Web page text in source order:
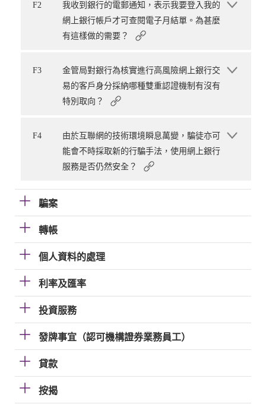
F2
我收到銀行的電郵通知，表示我要登入我的
網上銀行帳戶才可查閱電子月結單。為甚麼
有這樣做的需要？
F3
金管局對銀行為核實進行高風險網上銀行交
易的客戶身分採納哪種雙重認證機制有沒有
特別取向？
F4
由於互聯網的技術環境瞬息萬變，騙徒亦可
能會不時採取新的行騙手法，使用網上銀行
服務是否仍然安全？
騙案
轉帳
個人資料的處理
利率及匯率
投資服務
發牌事宜（認可機構證券業務員工）
貸款
按揭